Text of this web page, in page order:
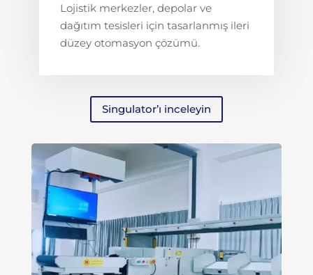
Lojistik merkezler, depolar ve
dağıtım tesisleri için tasarlanmış ileri
düzey otomasyon çözümü.
Singulator’ı inceleyin